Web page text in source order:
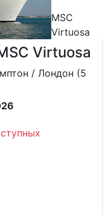
MSC
Virtuosa
Virtuosa
/ Лондон (5